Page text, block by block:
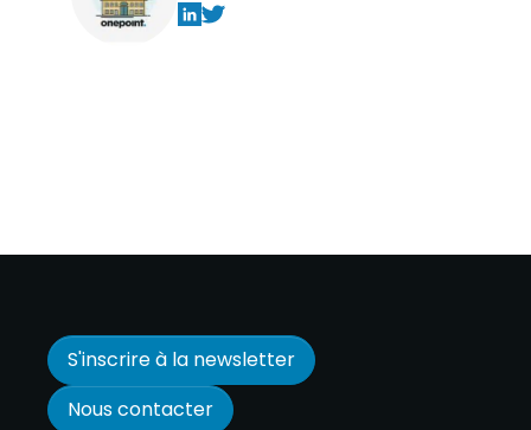
S'inscrire à la newsletter
Nous contacter